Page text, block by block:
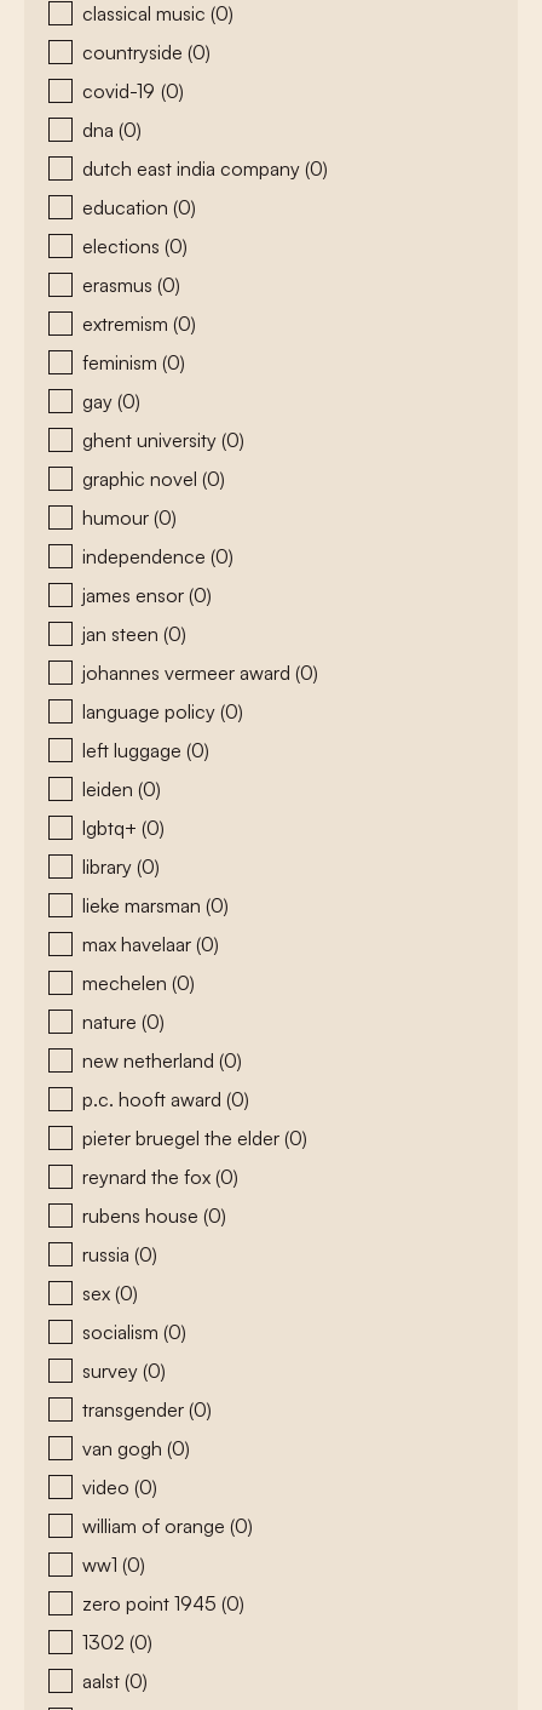
classical music (0)
countryside (0)
covid-19 (0)
dna (0)
dutch east india company (0)
education (0)
elections (0)
erasmus (0)
extremism (0)
feminism (0)
gay (0)
ghent university (0)
graphic novel (0)
humour (0)
independence (0)
james ensor (0)
jan steen (0)
johannes vermeer award (0)
language policy (0)
left luggage (0)
leiden (0)
lgbtq+ (0)
library (0)
lieke marsman (0)
max havelaar (0)
mechelen (0)
nature (0)
new netherland (0)
p.c. hooft award (0)
pieter bruegel the elder (0)
reynard the fox (0)
rubens house (0)
russia (0)
sex (0)
socialism (0)
survey (0)
transgender (0)
van gogh (0)
video (0)
william of orange (0)
ww1 (0)
zero point 1945 (0)
1302 (0)
aalst (0)